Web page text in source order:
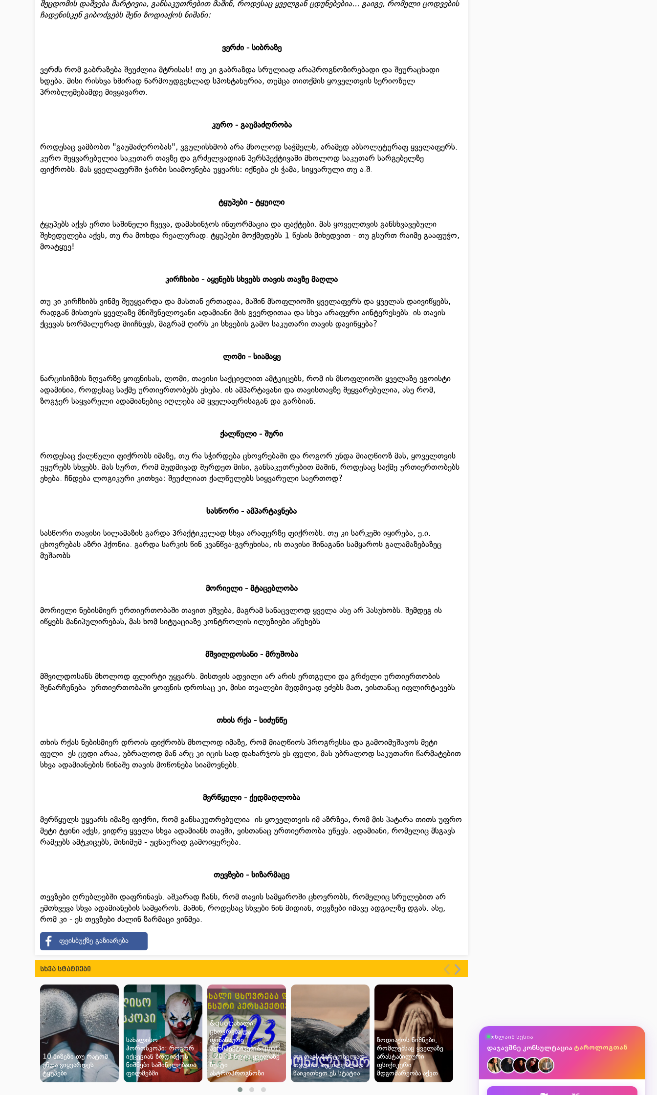
შეცდომის დაშვება მარტივია, განსაკუთრებით მაშინ, როდესაც ყველგან ცდუნებებია... გაიგე, რომელი ცოდვების
ჩადენისკენ გიბოძგებს შენი ზოდიაქოს ნიშანი:
ვერძი - სიბრაზე
ვერძს რომ გაბრაზება შეუძლია მტრისას! თუ კი გაბრაზდა სრულიად არაპროგნოზირებადი და შეურაცხადი
ხდება. მისი რისხვა ხშირად წარმოუდგენლად სპონტანურია, თუმცა თითქმის ყოველთვის სერიოზულ
პრობლემებამდე მივყავართ.
კურო - გაუმაძღრობა
როდესაც ვამბობთ "გაუმაძღრობას", ვგულისხმობ არა მხოლოდ საჭმელს, არამედ აბსოლუტურაფ ყველაფერს.
კურო შეყვარებულია საკუთარ თავზე და გრძელვადიან პერსპექტივაში მხოლოდ საკუთარ სარგებელზე
ფიქრობს. მას ყველაფერში ჭარბი სიამოვნება უყვარს: იქნება ეს ჭამა, სიყვარული თუ ა.შ.
ტყუპები - ტყუილი
ტყუპებს აქვს ერთი საშინელი ჩვევა, დამახინჯოს ინფორმაცია და ფაქტები. მას ყოველთვის განსხვავებული
შეხედულება აქვს, თუ რა მოხდა რეალურად. ტყუპები მოქმედებს 1 წესის მიხედვით - თუ გსურთ რაიმე გააფუჭო,
მოატყუე!
კირჩხიბი - აყენებს სხვებს თავის თავზე მაღლა
თუ კი კირჩხიბს ვინმე შეუყვარდა და მასთან ერთადაა, მაშინ მსოფლიოში ყველაფერს და ყველას დაივიწყებს,
რადგან მისთვის ყველაზე მნიშვნელოვანი ადამიანი მის გვერდითაა და სხვა არაფერი აინტერესებს. ის თავის
ქცევას ნორმალურად მიიჩნევს, მაგრამ ღირს კი სხვების გამო საკუთარი თავის დავიწყება?
ლომი - სიამაყე
ნარცისიზმის ზღვარზე ყოფნისას, ლომი, თავისი საქციელით ამტკიცებს, რომ ის მსოფლიოში ყველაზე ეგოისტი
ადამინია, როდესაც საქმე ურთიერთობებს ეხება. ის ამპარტავანი და თავისთავზე შეყვარებულია, ასე რომ,
ზოგჯერ საყვარელი ადამიანებიც იღლება ამ ყველაფრისაგან და გარბიან.
ქალწული - შური
როდესაც ქალწული ფიქრობს იმაზე, თუ რა სჭირდება ცხოვრებაში და როგორ უნდა მიაღწიოზ მას, ყოველთვის
უყურებს სხვებს. მას სურთ, რომ მუდმივად შურდეთ მისი, განსაკუთრებით მაშინ, როდესაც საქმე ურთიერთობებს
ეხება. ჩნდება ლოგიკური კითხვა: შეუძლიათ ქალწულებს სიყვარული საერთოდ?
სასწორი - ამპარტავნება
სასწორი თავისი სილამაზის გარდა პრაქტიკულად სხვა არაფერზე ფიქრობს. თუ კი სარკეში იყირება, ე.ი.
ცხოვრებას აზრი ჰქონია. გარდა სარკის წინ კვანწვა-გვრეხისა, ის თავისი შინაგანი სამყაროს გალამაზებაზეც
მუშაობს.
მორიელი - მტაცებლობა
მორიელი ნებისმიერ ურთიერთობაში თავით ეშვება, მაგრამ სანაცვლოდ ყველა ასე არ პასუხობს. შემდეგ ის
იწყებს მანიპულირებას, მას ხომ სიტუაციაზე კონტროლის ილუზიები აწუხებს.
მშვილდოსანი - მრუშობა
მშვილდოსანს მხოლოდ ფლირტი უყვარს. მისთვის ადვილი არ არის ერთგული და გრძელი ურთიერთობის
შენარჩუნება. ურთიერთობაში ყოფნის დროსაც კი, მისი თვალები მუდმივად ეძებს მათ, ვისთანაც იფლირტავებს.
თხის რქა - სიძუნწე
თხის რქას ნებისმიერ დროის ფიქრობს მხოლოდ იმაზე, რომ მიაღწიოს პროგრესსა და გამოიმუშავოს მეტი
ფული. ეს ცუდი არაა, უბრალოდ მან არც კი იცის სად დახარჯოს ეს ფული, მას უბრალოდ საკუთარი წარმატებით
სხვა ადამიანების წინაშე თავის მოწონება სიამოვნებს.
მერწყული - ქედმაღლობა
მერწყულს უყვარს იმაზე ფიქრი, რომ განსაკუთრებულია. ის ყოველთვის იმ აზრზეა, რომ მის პატარა თითს უფრო
მეტი ტვინი აქვს, ვიდრე ყველა სხვა ადამიანს თავში, ვისთანაც ურთიერთობა უწევს. ადამიანი, რომელიც მსგავს
რამეებს ამტკიცებს, მინიმუმ - უცნაურად გამოიყურება.
თევზები - სიზარმაცე
თევზები ღრუბლებში დაფრინავს. აშკარად ჩანს, რომ თავის სამყაროში ცხოვრობს, რომელიც სრულებით არ
ემთხვევა სხვა ადამიანების სამყაროს. მაშინ, როდესაც სხვები წინ მიდიან, თევზები იმავე ადგილზე დგას. ასე,
რომ კი - ეს თევზები ძალინ ზარმაცი ვინმეა.
ფეისბუქზე გაზიარება
სხვა სტატიები
10 მიზეზი თუ რატომ
უნდა გიყვარდეს
ტყუპები
სახალისო
ჰოროსკოპი: როგორ
იქცევიან ზოდიაქოს
ნიშნები საშინელებათა
ფილმებში
&quot;ახალი
ცხოვრება და
ფინანსური
პერსპექტივები&quot;
- 2023 წლის ყველაზე
ზუსტი
ასტროპროგნოზი
თუ თავს მარტოხელად
თვლით, აუცილებლად
წაიკითხეთ ეს სტატია
ზოდიაქოს ნიშნები,
რომლებსაც ყველაზე
არასტაბილური
ფსიქიკური
მდგომარეობა აქვთ
ონლაინ სესია
დაჯავშნე კონსულტაცია ტაროლოგთან